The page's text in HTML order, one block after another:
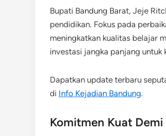
Bupati Bandung Barat, Jeje
pendidikan. Fokus pada
meningkatkan kualitas belajar
investasi jangka panjang untuk
Dapatkan update terbaru
di Info Kejadian Bandung.
Komitmen Kuat